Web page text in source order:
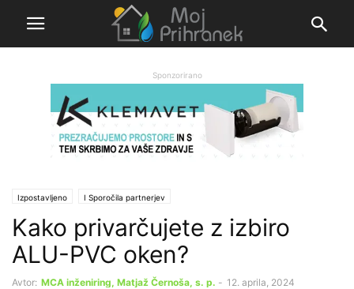
Sponzorirano
Izpostavljeno Ι Sporočila partnerjev
Kako privarčujete z izbiro
ALU-PVC oken?
Avtor: MCA inženiring, Matjaž Černoša, s. p. - 12. aprila, 2024